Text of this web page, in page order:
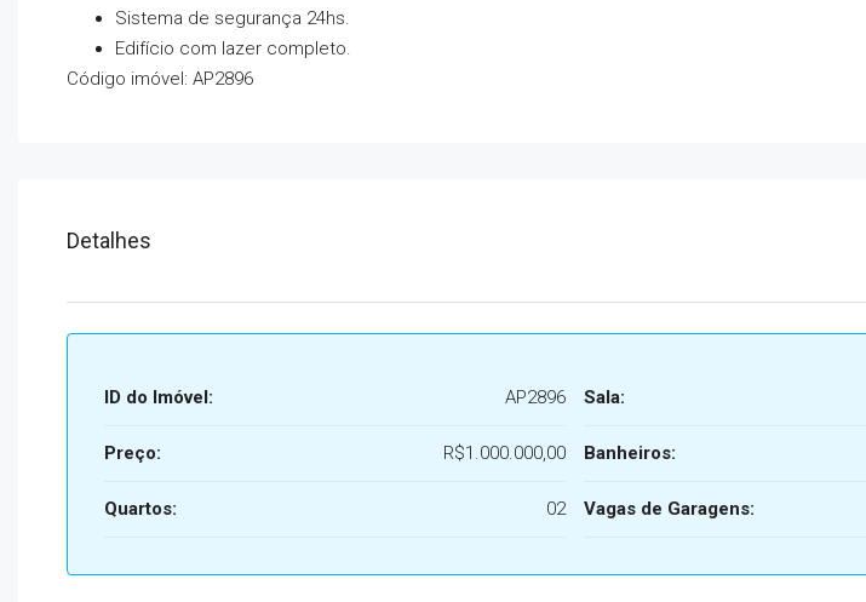
Sistema de segurança 24hs.
Edifício com lazer completo.
Código imóvel: AP2896
Detalhes
ID do Imóvel: AP2896
Preço: R$1.000.000,00
Quartos: 02
Sala:
Banheiros:
Vagas de Garagens: